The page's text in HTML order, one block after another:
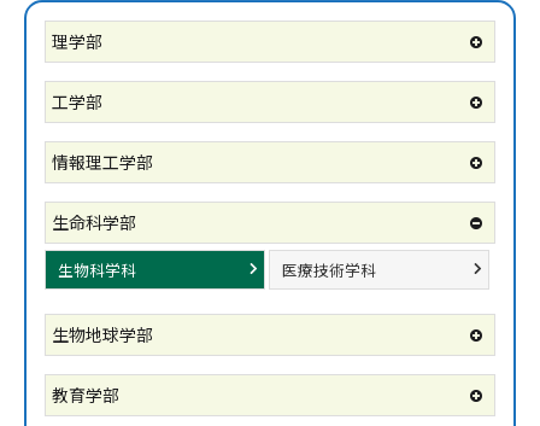
理学部
工学部
情報理工学部
生命科学部
生物科学科 医療技術学科
生物地球学部
教育学部